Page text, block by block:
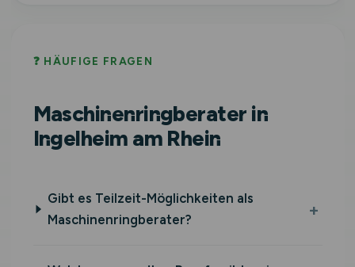
❓ HÄUFIGE FRAGEN
Maschinenringberater in
Ingelheim am Rhein
Gibt es Teilzeit-Möglichkeiten als
Maschinenringberater?